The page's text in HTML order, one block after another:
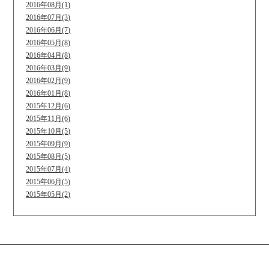
2016年08月(1)
2016年07月(3)
2016年06月(7)
2016年05月(8)
2016年04月(8)
2016年03月(9)
2016年02月(9)
2016年01月(8)
2015年12月(6)
2015年11月(6)
2015年10月(5)
2015年09月(9)
2015年08月(5)
2015年07月(4)
2015年06月(5)
2015年05月(2)